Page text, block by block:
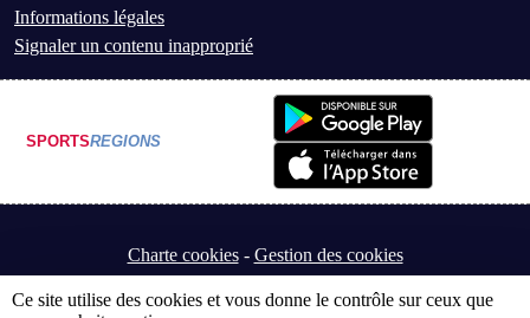
Informations légales
Signaler un contenu inapproprié
SPORTSREGIONS
Charte cookies Gestion des cookies
Ce site utilise des cookies et vous donne le contrôle sur ceux que